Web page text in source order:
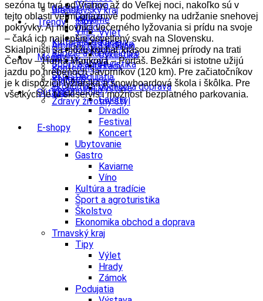
Výstava
Galéria
Divadlo
Folklór
Festival
Koncert
Gastro
Kaviarne
Víno
Kultúra a tradície
Kúpele a kúpeľníctvo
Šport a agroturistika
Školstvo
Ekonomika obchod a doprava
Bratislavský kraj
Tipy
Výlet
Turistika
Cyklistika
Hrady
Podujatia
Výstava
Galéria
Divadlo
Festival
Koncert
Ubytovanie
Gastro
Kaviarne
Víno
Kultúra a tradície
Šport a agroturistika
Školstvo
Ekonomika obchod a doprava
Trnavský kraj
Tipy
Výlet
Hrady
Zámok
Podujatia
Trendy
Architektúra a dizajn
Enviro
Konferencie
Kongres
Technológie
Zdravý životný štýl
Médiá
Tlačové správy
Videá
Súťaže
E-shopy
sezóna tu trvá od Vianoc až do Veľkej noci, nakoľko sú v
tejto oblasti veľmi priaznivé podmienky na udržanie snehovej
pokrývky. Aj milovníci večerného lyžovania si prídu na svoje
– čaká ich najlepšie osvetlený svah na Slovensku.
Skialpinisti sa môžu kochať krásou zimnej prírody na trati
Čertov – Horná Mariková – Portáš. Bežkári si istotne užijú
jazdu po hrebeňoch Javorníkov (120 km). Pre začiatočníkov
je k dispozícii lyžiarska a snowboardová škola i škôlka. Pre
všetkých je tu skiservis i možnosť bezplatného parkovania.